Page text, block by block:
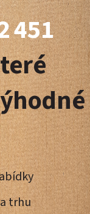
451
trhu